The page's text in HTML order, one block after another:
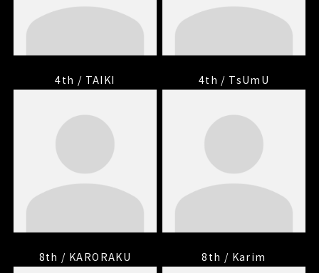
4th / TAIKI 4th / TsUmU
8th / KARORAKU 8th / Karim